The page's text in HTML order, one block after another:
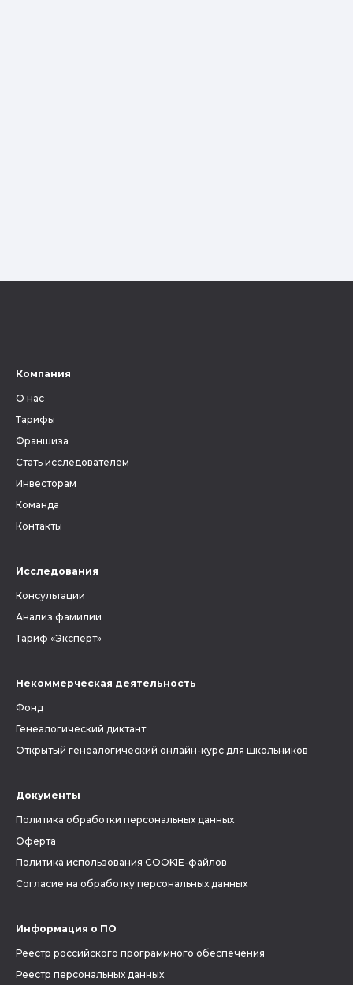
Компания
О нас
Тарифы
Франшиза
Стать исследователем
Инвесторам
Команда
Контакты
Исследования
Консультации
Анализ фамилии
Тариф «Эксперт»
Некоммерческая деятельность
Фонд
Генеалогический диктант
Открытый генеалогический онлайн-курс для школьников
Документы
Политика обработки персональных данных
Оферта
Политика использования COOKIE-файлов
Согласие на обработку персональных данных
Информация о ПО
Реестр российского программного обеспечения
Реестр персональных данных